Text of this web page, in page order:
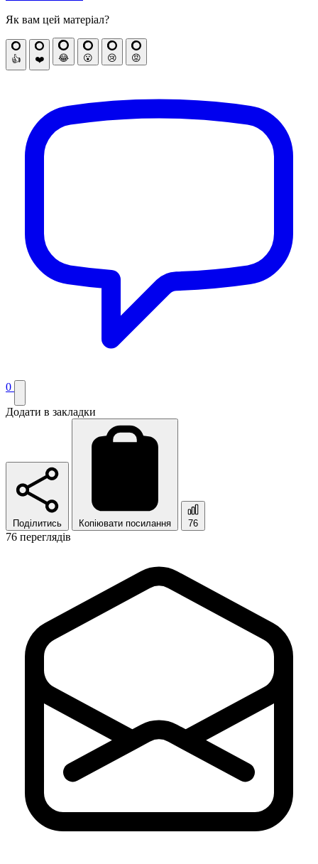
Як вам цей матеріал?
👍 ❤️ 😂 😮 😢 😡
0
Додати в закладки
Поділитись Копіювати посилання 76
76 переглядів